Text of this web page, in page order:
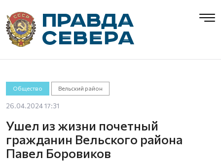
Общество Вельский район
26.04.2024 17:31
Ушел из жизни почетный
гражданин Вельского района
Павел Боровиков